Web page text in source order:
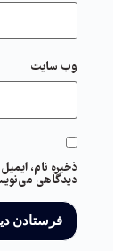
وب‌ سایت
ذخیره نام،
دیدگاهی